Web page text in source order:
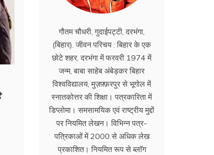
गौतम चौधरी, गुदाईपट्टी, दरभंगा,
(बिहार). जीवन परिचय : बिहार के एक
छोटे शहर, दरभंगा में फरवरी 1974 में
जन्म, बाबा साहेब अंबेड्कर बिहार
विश्वविद्यालय, मुज़फ़्फ़रपुर से भूगोल में
स्नातकोत्तर की शिक्षा। पत्रकारिता में
डिप्लोमा। समसामयिक एवं राष्ट्रीय मुद्दों
पर नियमित लेखन। विभिन्न पत्र-
पत्रिकाओं में 2000 से अधिक लेख
प्रकाशित। नियमित रूप से ब्लाॅग